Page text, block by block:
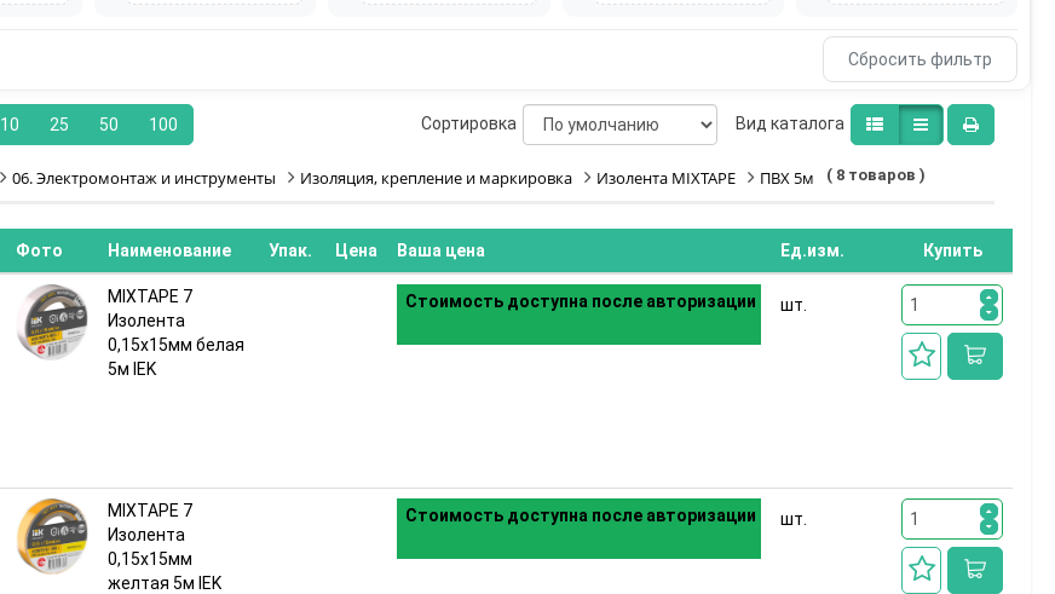
10 25 50 100 Bид каталога
Сортировка
06. Электромонтаж и инструменты Изоляция, крепление и маркировка Изолента MIXTAPE ПВХ 5м ( 8 товаров )
Фото Наименование Упак. Цена Ваша цена Ед.изм. Купить
MIXTAPE 7
Изолента
0,15х15мм белая
5м IEK
Стоимость доступна после авторизации шт.
MIXTAPE 7
Изолента
0,15х15мм
желтая 5м IEK
Стоимость доступна после авторизации шт.